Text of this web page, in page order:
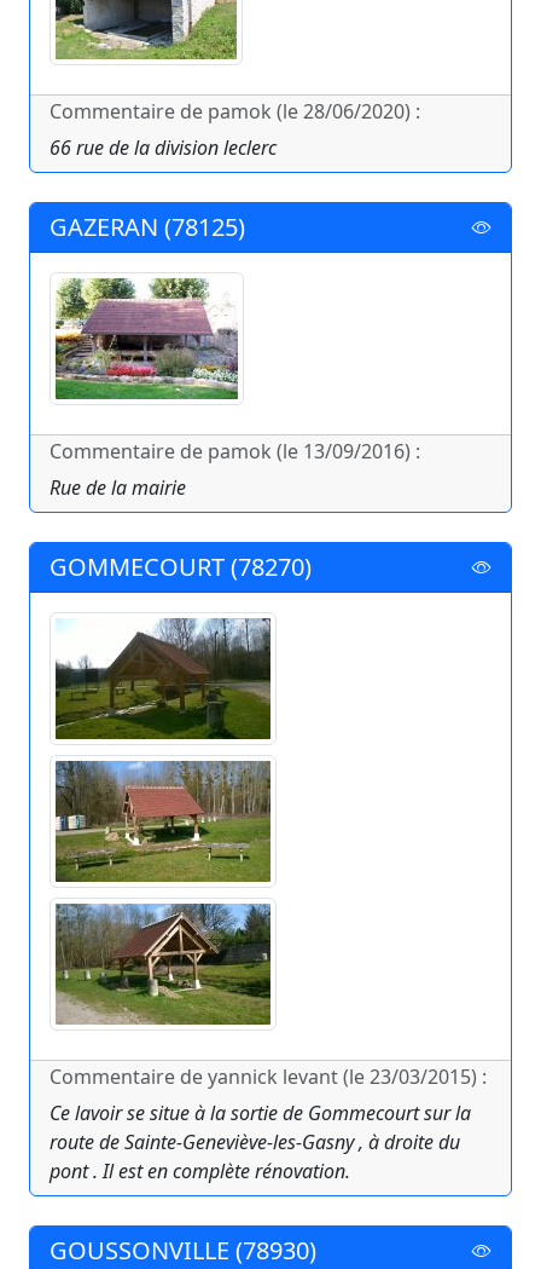
Commentaire de pamok (le 28/06/2020) :
66 rue de la division leclerc
GAZERAN (78125)
Commentaire de pamok (le 13/09/2016) :
Rue de la mairie
GOMMECOURT (78270)
Commentaire de yannick levant (le 23/03/2015) :
Ce lavoir se situe à la sortie de Gommecourt sur la
route de Sainte-Geneviève-les-Gasny , à droite du
pont . Il est en complète rénovation.
GOUSSONVILLE (78930)